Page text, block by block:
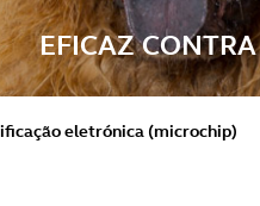
EFICAZ
eletrónica (microchip)